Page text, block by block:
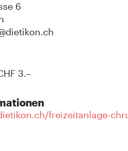
6
3.–
freizeitanlage-